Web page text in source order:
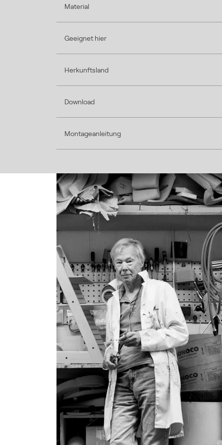
Material
Geeignet hier
Herkunftsland
Download
Montageanleitung